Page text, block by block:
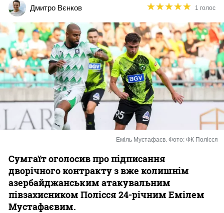
2 ліга
Різне
Букмекери
Казино
Дмитро Вєнков ★★★★★
★★★★★ 1 голос
Еміль Мустафаєв. Фото: ФК Полісся
Сумгаїт оголосив про підписання
дворічного контракту з вже колишнім
азербайджанським атакувальним
півзахисником Полісся 24-річним Емілем
Мустафаєвим.